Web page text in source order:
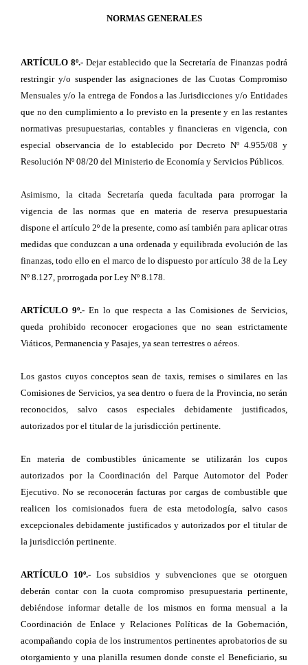
NORMAS GENERALES
ARTÍCULO 8º.- Dejar establecido que la Secretaría de Finanzas podrá
restringir y/o suspender las asignaciones de las Cuotas Compromiso
Mensuales y/o la entrega de Fondos a las Jurisdicciones y/o Entidades
que no den cumplimiento a lo previsto en la presente y en las restantes
normativas presupuestarias, contables y financieras en vigencia, con
especial observancia de lo establecido por Decreto Nº 4.955/08 y
Resolución Nº 08/20 del Ministerio de Economía y Servicios Públicos.
Asimismo, la citada Secretaría queda facultada para prorrogar la
vigencia de las normas que en materia de reserva presupuestaria
dispone el artículo 2º de la presente, como así también para aplicar otras
medidas que conduzcan a una ordenada y equilibrada evolución de las
finanzas, todo ello en el marco de lo dispuesto por artículo 38 de la Ley
Nº 8.127, prorrogada por Ley Nº 8.178.
ARTÍCULO 9º.- En lo que respecta a las Comisiones de Servicios,
queda prohibido reconocer erogaciones que no sean estrictamente
Viáticos, Permanencia y Pasajes, ya sean terrestres o aéreos.
Los gastos cuyos conceptos sean de taxis, remises o similares en las
Comisiones de Servicios, ya sea dentro o fuera de la Provincia, no serán
reconocidos, salvo casos especiales debidamente justificados,
autorizados por el titular de la jurisdicción pertinente.
En materia de combustibles únicamente se utilizarán los cupos
autorizados por la Coordinación del Parque Automotor del Poder
Ejecutivo. No se reconocerán facturas por cargas de combustible que
realicen los comisionados fuera de esta metodología, salvo casos
excepcionales debidamente justificados y autorizados por el titular de
la jurisdicción pertinente.
ARTÍCULO 10º.- Los subsidios y subvenciones que se otorguen
deberán contar con la cuota compromiso presupuestaria pertinente,
debiéndose informar detalle de los mismos en forma mensual a la
Coordinación de Enlace y Relaciones Políticas de la Gobernación,
acompañando copia de los instrumentos pertinentes aprobatorios de su
otorgamiento y una planilla resumen donde conste el Beneficiario, su